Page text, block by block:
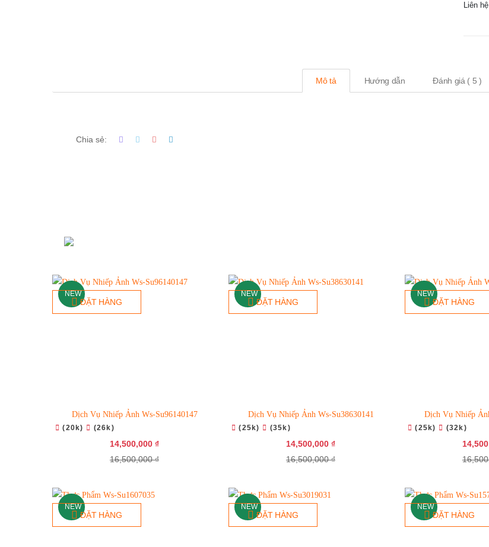
Liên hệ
Mô tả Hướng dẫn Đánh giá ( 5 )
Chia sẻ:
NEW
ĐẶT HÀNG
Dịch Vụ Nhiếp Ảnh Ws-Su96140147
(20k) (26k)
14,500,000 ₫
16,500,000 ₫
NEW
ĐẶT HÀNG
Dịch Vụ Nhiếp Ảnh Ws-Su38630141
(25k) (35k)
14,500,000 ₫
16,500,000 ₫
NEW
ĐẶT HÀNG
Dịch Vụ Nhiếp
(25k) (32k)
NEW
ĐẶT HÀNG
NEW
ĐẶT HÀNG
NEW
ĐẶT HÀNG